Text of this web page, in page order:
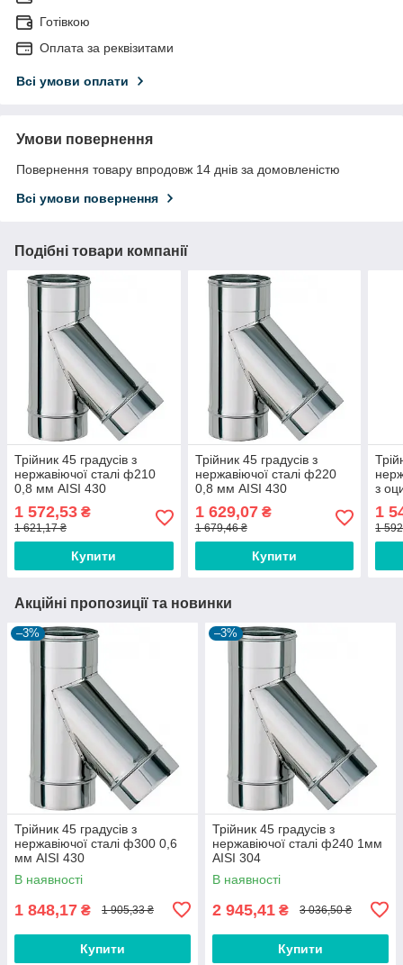
Готівкою
Оплата за реквізитами
Всі умови оплати
Умови повернення
Повернення товару впродовж 14 днів за домовленістю
Всі умови повернення
Подібні товари компанії
Трійник 45 градусів з
нержавіючої сталі ф210
0,8 мм AISI 430
1 572,53 ₴
1 621,17 ₴
Купити
Трійник 45 градусів з
нержавіючої сталі ф220
0,8 мм AISI 430
1 629,07₴
1 679,46 ₴
Купити
з
1
1
Акційні пропозиції та новинки
–3%
Трійник 45 градусів з
нержавіючої сталі ф300 0,6
мм AISI 430
В наявності
1 848,17 ₴ 1 905,33 ₴
Купити
–3%
Трійник 45 градусів з
нержавіючої сталі ф240 1мм
AISI 304
В наявності
2 945,41 ₴ 3 036,50 ₴
Купити